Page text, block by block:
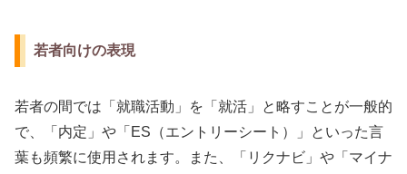
若者向けの表現
若者の間では「就職活動」を「就活」と略すことが一般的
で、「内定」や「ES（エントリーシート）」といった言
葉も頻繁に使用されます。また、「リクナビ」や「マイナ